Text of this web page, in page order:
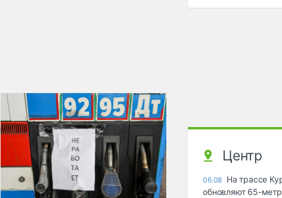
Центр
06.08 На трассе
обновляют 65-